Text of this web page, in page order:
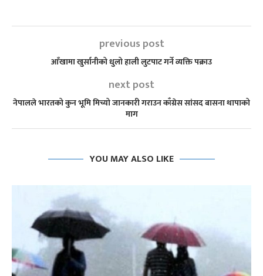
previous post
आँखामा खुर्सानीको धुलो हाली लुटपाट गर्ने व्यक्ति पक्राउ
next post
नेपालले भारतको कुन भूमि मिच्यो जानकारी गराउन काँग्रेस सांसद बासना थापाको
माग
YOU MAY ALSO LIKE